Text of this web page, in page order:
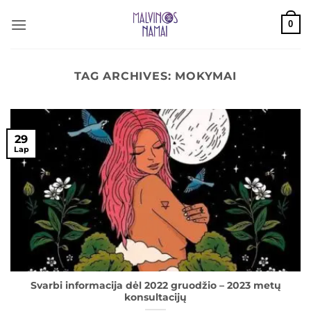
0
TAG ARCHIVES: MOKYMAI
Svarbi informacija dėl 2022 gruodžio – 2023 metų
konsultacijų
29
Lap